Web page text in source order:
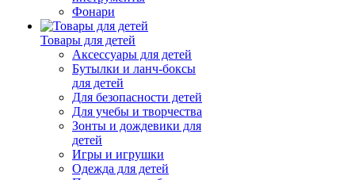
Фонари
Товары для детей
Аксессуары для детей
Бутылки и ланч-боксы
для детей
Для безопасности детей
Для учебы и творчества
Зонты и дождевики для
детей
Игры и игрушки
Одежда для детей